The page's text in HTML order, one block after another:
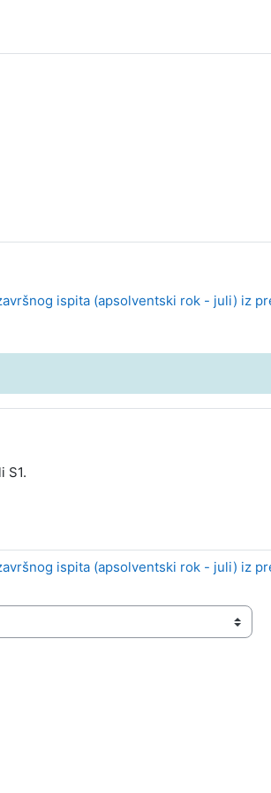
ispita (apsolventski rok - juli) iz
S1.
ispita (apsolventski rok - juli) iz